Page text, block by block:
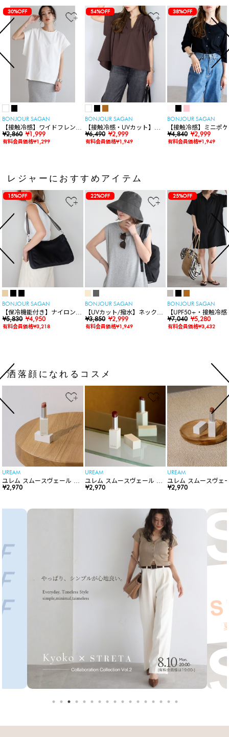
30%OFF
BONJOUR SAGAN
【接触冷感】ワイドフレンチ
スリーブTシャツ
¥2,860 ¥1,999
有料会員価格¥1,299
54%OFF
BONJOUR SAGAN
【接触冷感・UVカット】シ
ャーリングスキッパートップ
ス
¥6,490 ¥2,999
有料会員価格¥1,949
38%OFF
BONJOUR SAGAN
【接触冷感】ミニポ
袖ニットカーディガン
¥4,840 ¥2,999
有料会員価格¥1,949
レジャーにおすすめアイテム
15%OFF
BONJOUR SAGAN
【保冷機能付き】ナイロンシ
ョルダーバッグ
¥5,830 ¥4,950
有料会員価格¥3,218
22%OFF
BONJOUR SAGAN
【UVカット/撥水】ネックカ
バー付きワイドリムハット
¥3,850 ¥2,999
有料会員価格¥1,949
25%OFF
BONJOUR SAGAN
【UPF50+・接触冷感
水】【水陸両用】ラ
ードロンパース
¥7,040 ¥5,280
有料会員価格¥3,432
洒落顔になれるコスメ
UREAM
ユレム スムースヴェール リ
ップスティック
¥2,970
UREAM
ユレム スムースヴェール リ
ップスティック
¥2,970
UREAM
ユレム スムースヴェ
ップスティック
¥2,970